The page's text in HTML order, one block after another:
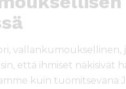
että ihmiset näkisivät
kuin tuomitsevana